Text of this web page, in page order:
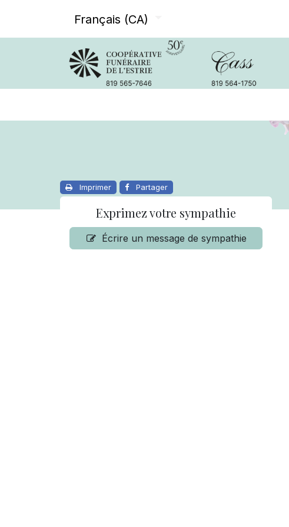
Français (CA)
Imprimer Partager
Exprimez votre sympathie
Écrire un message de sympathie